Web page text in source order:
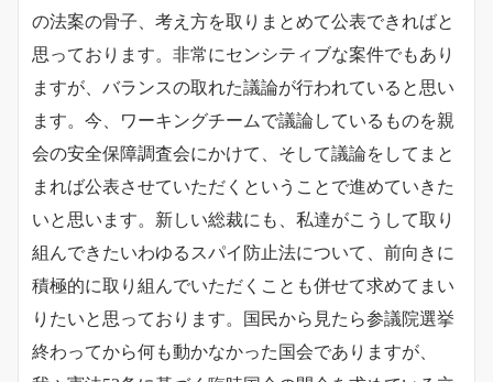
の法案の骨子、考え方を取りまとめて公表できればと
思っております。非常にセンシティブな案件でもあり
ますが、バランスの取れた議論が行われていると思い
ます。今、ワーキングチームで議論しているものを親
会の安全保障調査会にかけて、そして議論をしてまと
まれば公表させていただくということで進めていきた
いと思います。新しい総裁にも、私達がこうして取り
組んできたいわゆるスパイ防止法について、前向きに
積極的に取り組んでいただくことも併せて求めてまい
りたいと思っております。国民から見たら参議院選挙
終わってから何も動かなかった国会でありますが、